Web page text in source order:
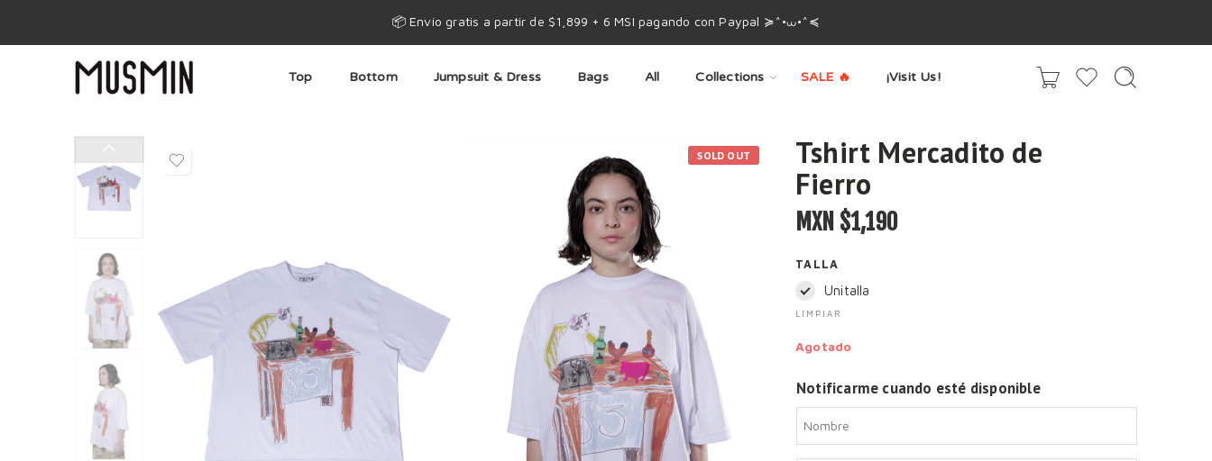
📦 Envío gratis a partir de $1,899 + 6 MSI pagando con Paypal ≽^•⩊•^≼
Top Bottom Jumpsuit & Dress Bags All Collections SALE 🔥 ¡Visit Us!
SOLD OUT
Tshirt Mercadito de
Fierro
MXN $1,190
TALLA
Unitalla
LIMPIAR
Agotado
Notificarme cuando esté disponible